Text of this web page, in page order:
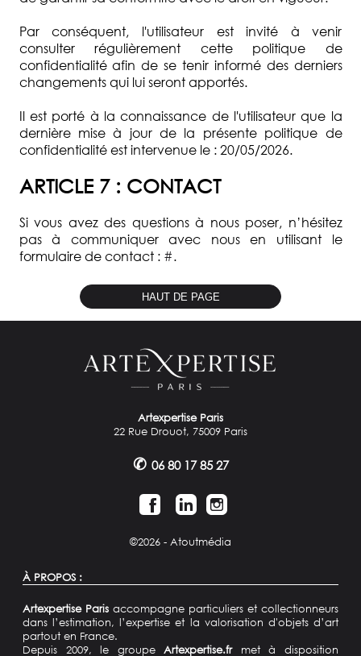
Par conséquent, l'utilisateur est invité à venir
consulter régulièrement cette politique de
confidentialité afin de se tenir informé des derniers
changements qui lui seront apportés.
Il est porté à la connaissance de l'utilisateur que la
dernière mise à jour de la présente politique de
confidentialité est intervenue le : 20/05/2026.
ARTICLE 7 : CONTACT
Si vous avez des questions à nous poser, n’hésitez
pas à communiquer avec nous en utilisant le
formulaire de contact : #.
HAUT DE PAGE
Artexpertise Paris
22 Rue Drouot, 75009 Paris
✆ 06 80 17 85 27
©2026 - Atoutmédia
À PROPOS :
Artexpertise Paris accompagne particuliers et collectionneurs
dans l’estimation, l’expertise et la valorisation d'objets d’art
partout en France.
Depuis 2009, le groupeArtexpertise.frmet à disposition